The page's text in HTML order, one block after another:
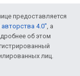
предоставляется
4.0", а
об этом
лиц.